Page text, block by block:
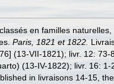
en familles
Paris, 1821 et 1822.
(13-VII-1821); livr. 12:
(13-IV-1822); livr. 16:
in livraisons 14-15,